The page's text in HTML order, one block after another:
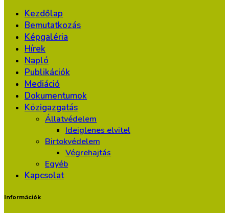
Kezdőlap
Bemutatkozás
Képgaléria
Hírek
Napló
Publikációk
Mediáció
Dokumentumok
Közigazgatás
Állatvédelem
Ideiglenes elvitel
Birtokvédelem
Végrehajtás
Egyéb
Kapcsolat
Információk